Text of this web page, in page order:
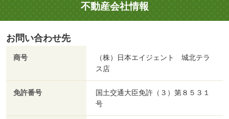
不動産会社情報
お問い合わせ先
商号
（株）日本エイジェント 城北テラ
ス店
免許番号
国土交通大臣免許（３）第８５３１
号